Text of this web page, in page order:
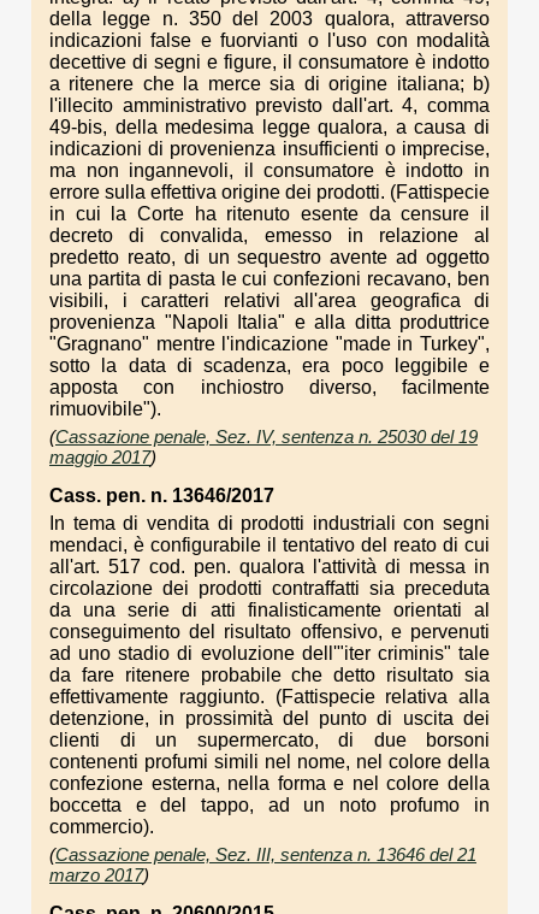
della legge n. 350 del 2003 qualora, attraverso
indicazioni false e fuorvianti o l'uso con modalità
decettive di segni e figure, il consumatore è indotto
a ritenere che la merce sia di origine italiana; b)
l'illecito amministrativo previsto dall'art. 4, comma
49-bis, della medesima legge qualora, a causa di
indicazioni di provenienza insufficienti o imprecise,
ma non ingannevoli, il consumatore è indotto in
errore sulla effettiva origine dei prodotti. (Fattispecie
in cui la Corte ha ritenuto esente da censure il
decreto di convalida, emesso in relazione al
predetto reato, di un sequestro avente ad oggetto
una partita di pasta le cui confezioni recavano, ben
visibili, i caratteri relativi all'area geografica di
provenienza "Napoli Italia" e alla ditta produttrice
"Gragnano" mentre l'indicazione "made in Turkey",
sotto la data di scadenza, era poco leggibile e
apposta con inchiostro diverso, facilmente
rimuovibile").
(Cassazione penale, Sez. IV, sentenza n. 25030 del 19
maggio 2017)
Cass. pen. n. 13646/2017
In tema di vendita di prodotti industriali con segni
mendaci, è configurabile il tentativo del reato di cui
all'art. 517 cod. pen. qualora l'attività di messa in
circolazione dei prodotti contraffatti sia preceduta
da una serie di atti finalisticamente orientati al
conseguimento del risultato offensivo, e pervenuti
ad uno stadio di evoluzione dell'"iter criminis" tale
da fare ritenere probabile che detto risultato sia
effettivamente raggiunto. (Fattispecie relativa alla
detenzione, in prossimità del punto di uscita dei
clienti di un supermercato, di due borsoni
contenenti profumi simili nel nome, nel colore della
confezione esterna, nella forma e nel colore della
boccetta e del tappo, ad un noto profumo in
commercio).
(Cassazione penale, Sez. III, sentenza n. 13646 del 21
marzo 2017)